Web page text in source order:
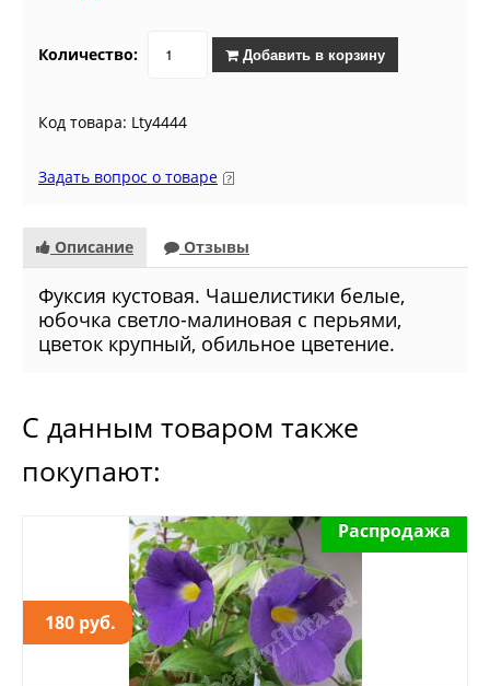
Количество: Добавить в корзину
Код товара: Lty4444
Задать вопрос о товаре
Описание Отзывы
Фуксия кустовая. Чашелистики белые,
юбочка светло-малиновая с перьями,
цветок крупный, обильное цветение.
С данным товаром также
покупают:
180 руб.
Распродажа